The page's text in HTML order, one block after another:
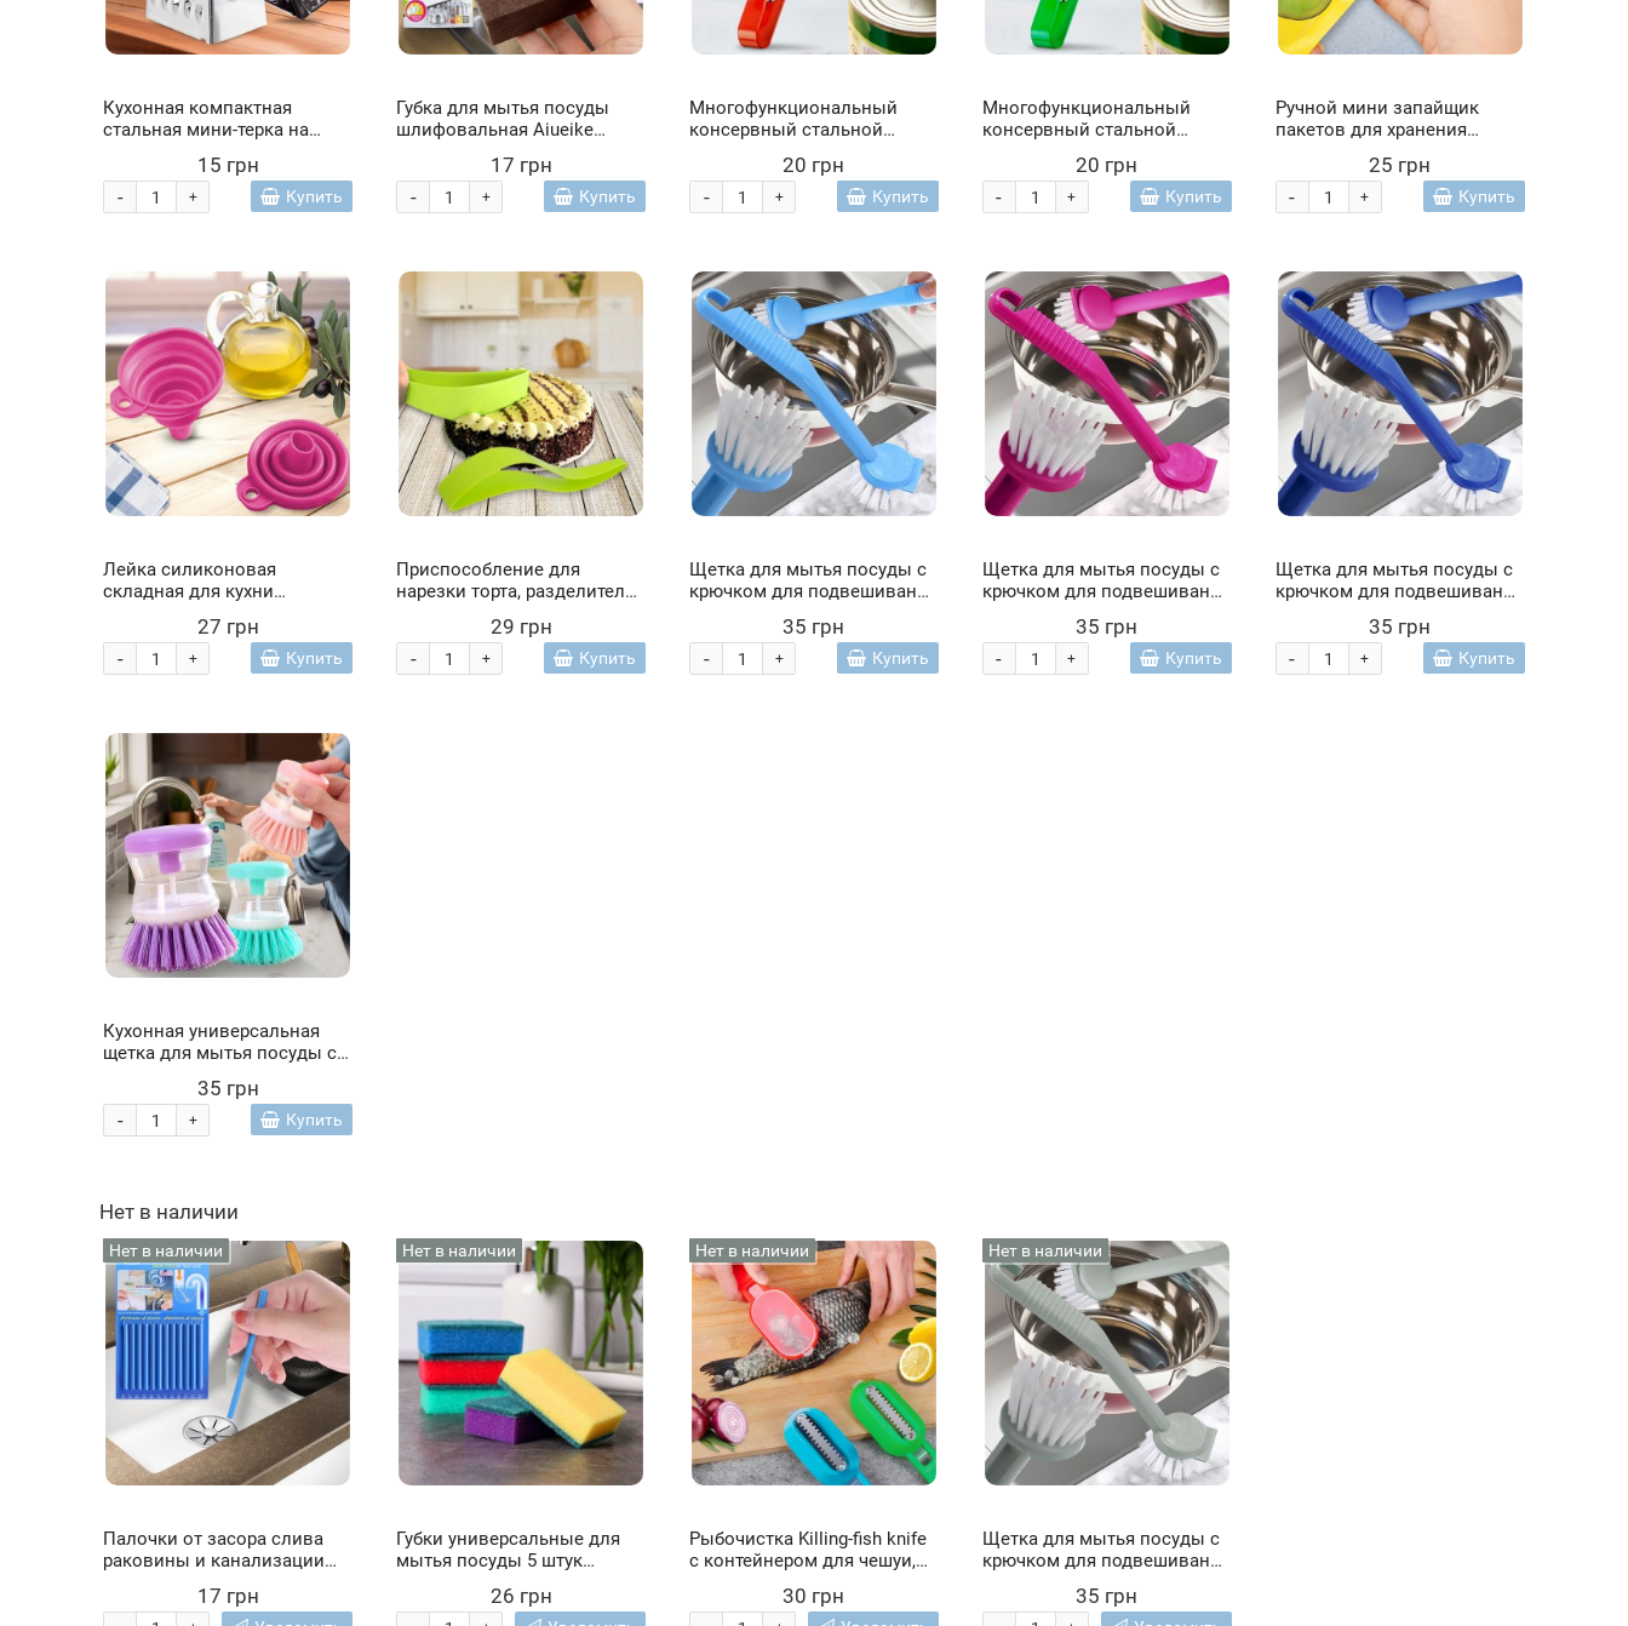
Кухонная компактная
стальная мини-терка на
сторонами 7,5 см Розовый
(YAB)
15 грн
+
- Купить
Губка для мытья посуды
шлифовальная Aiueike
17 грн
+
- Купить
Многофункциональный
консервный стальной
штопором 3в1 13,5 см
Красный (YAB)
20 грн
+
- Купить
Многофункциональный
консервный стальной
штопором 3в1 13,5 см
Салатовый (YAB)
20 грн
+
- Купить
Ручной мини запайщик
пакетов для хранения
25 грн
+
- Купить
Лейка силиконовая
складная для кухни
см малиновый (237)
27 грн
+
- Купить
Приспособление для
нарезки торта, разделитель
29 грн
+
- Купить
Щетка для мытья посуды с
крючком для подвешивания
35 грн
+
- Купить
Щетка для мытья посуды с
крючком для подвешивания
35 грн
+
- Купить
Щетка для мытья посуды с
крючком для подвешивания
35 грн
+
- Купить
Кухонная универсальная
щетка для мытья посуды с
35 грн
+
- Купить
Нет в наличии
Нет в наличии
Палочки от засора слива
раковины и канализации
17 грн
Нет в наличии
Губки универсальные для
мытья посуды 5 штук
мочалки МИДИ
26 грн
Нет в наличии
Рыбочистка Killing-fish knife
с контейнером для чешуи,
цвета в ассортименте (205)
30 грн
Нет в наличии
Щетка для мытья посуды с
крючком для подвешивания
35 грн